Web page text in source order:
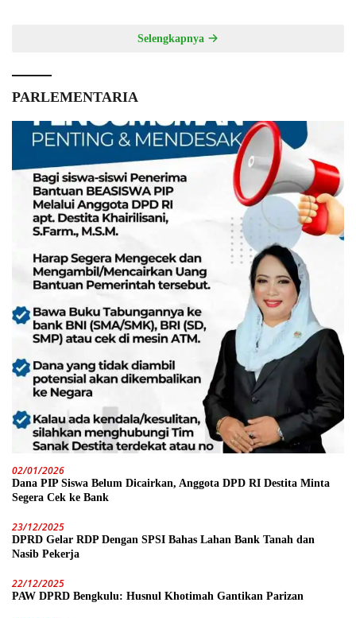
Selengkapnya
PARLEMENTARIA
02/01/2026
Dana PIP Siswa Belum Dicairkan, Anggota DPD RI Destita Minta
Segera Cek ke Bank
23/12/2025
DPRD Gelar RDP Dengan SPSI Bahas Lahan Bank Tanah dan
Nasib Pekerja
22/12/2025
PAW DPRD Bengkulu: Husnul Khotimah Gantikan Parizan